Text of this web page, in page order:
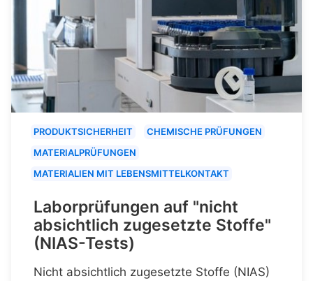
PRODUKTSICHERHEIT
CHEMISCHE PRÜFUNGEN
MATERIALPRÜFUNGEN
MATERIALIEN MIT LEBENSMITTELKONTAKT
Laborprüfungen auf "nicht
absichtlich zugesetzte Stoffe"
(NIAS-Tests)
Nicht absichtlich zugesetzte Stoffe (NIAS)